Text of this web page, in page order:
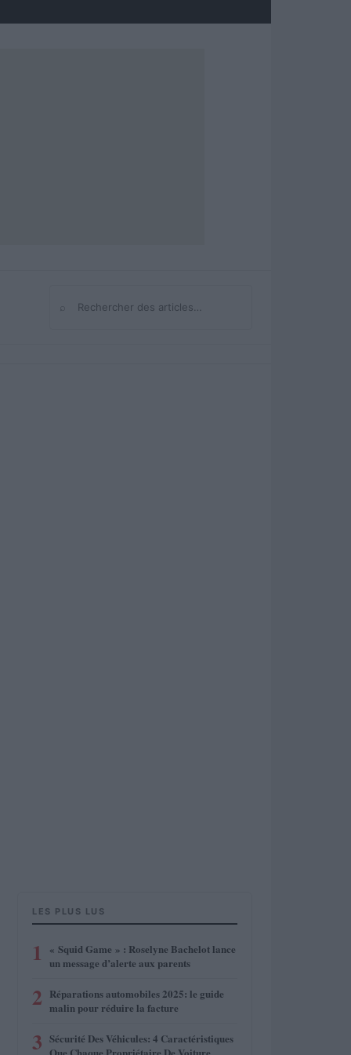
Rechercher
LES PLUS LUS
1
« Squid Game » : Roselyne Bachelot lance
un message d’alerte aux parents
2 Réparations automobiles 2025: le guide
malin pour réduire la facture
3 Sécurité Des Véhicules: 4 Caractéristiques